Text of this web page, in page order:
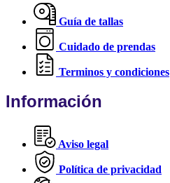
Guía de tallas
Cuidado de prendas
Terminos y condiciones
Información
Aviso legal
Política de privacidad